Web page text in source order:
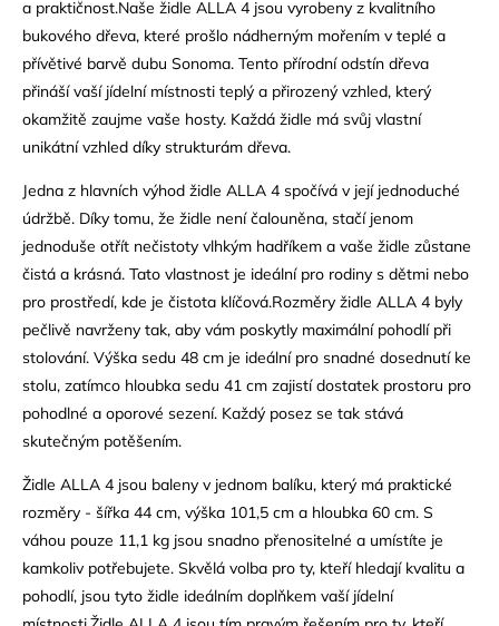
a praktičnost.Naše židle ALLA 4 jsou vyrobeny z kvalitního
bukového dřeva, které prošlo nádherným mořením v teplé a
přívětivé barvě dubu Sonoma. Tento přírodní odstín dřeva
přináší vaší jídelní místnosti teplý a přirozený vzhled, který
okamžitě zaujme vaše hosty. Každá židle má svůj vlastní
unikátní vzhled díky strukturám dřeva.
Jedna z hlavních výhod židle ALLA 4 spočívá v její jednoduché
údržbě. Díky tomu, že židle není čalouněna, stačí jenom
jednoduše otřít nečistoty vlhkým hadříkem a vaše židle zůstane
čistá a krásná. Tato vlastnost je ideální pro rodiny s dětmi nebo
pro prostředí, kde je čistota klíčová.Rozměry židle ALLA 4 byly
pečlivě navrženy tak, aby vám poskytly maximální pohodlí při
stolování. Výška sedu 48 cm je ideální pro snadné dosednutí ke
stolu, zatímco hloubka sedu 41 cm zajistí dostatek prostoru pro
pohodlné a oporové sezení. Každý posez se tak stává
skutečným potěšením.
Židle ALLA 4 jsou baleny v jednom balíku, který má praktické
rozměry - šířka 44 cm, výška 101,5 cm a hloubka 60 cm. S
váhou pouze 11,1 kg jsou snadno přenositelné a umístíte je
kamkoliv potřebujete. Skvělá volba pro ty, kteří hledají kvalitu a
pohodlí, jsou tyto židle ideálním doplňkem vaší jídelní